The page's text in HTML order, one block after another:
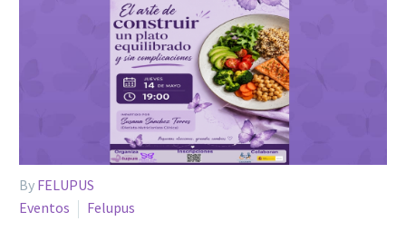
By FELUPUS
Eventos
Felupus